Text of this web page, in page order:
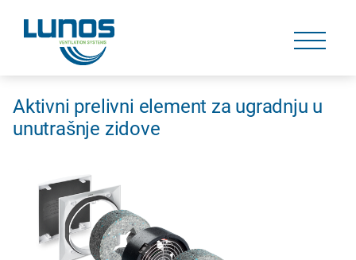
navigation
navigation
Aktivni prelivni element za ugradnju u
unutrašnje zidove